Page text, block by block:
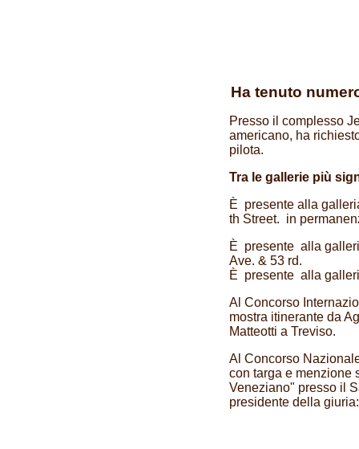
Ha tenuto
Presso il complesso
americano, ha
pilota.
Tra le gallerie più
È presente alla
th Street. in
È presente alla
Ave. & 53 rd.
È presente alla
Al Concorso
mostra itinerante da
Matteotti a Treviso.
Al Concorso
con targa e menzione
Veneziano" presso il
presidente della